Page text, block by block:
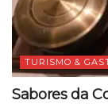
TURISMO &
Sabores da